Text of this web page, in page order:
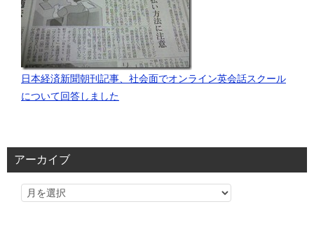
日本経済新聞朝刊記事、社会面でオンライン英会話スクール
について回答しました
アーカイブ